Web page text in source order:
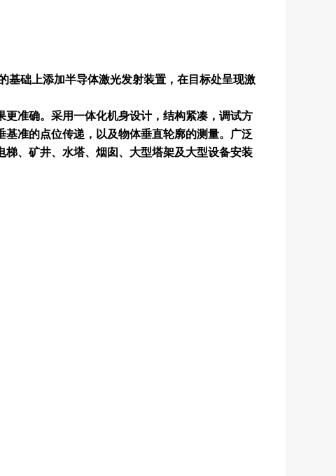
础上添加半导体激光发射装置，在目标处呈现激
准确。采用一体化机身设计，结构紧凑，调试方
准的点位传递，以及物体垂直轮廓的测量。广泛
、矿井、水塔、烟囱、大型塔架及大型设备安装